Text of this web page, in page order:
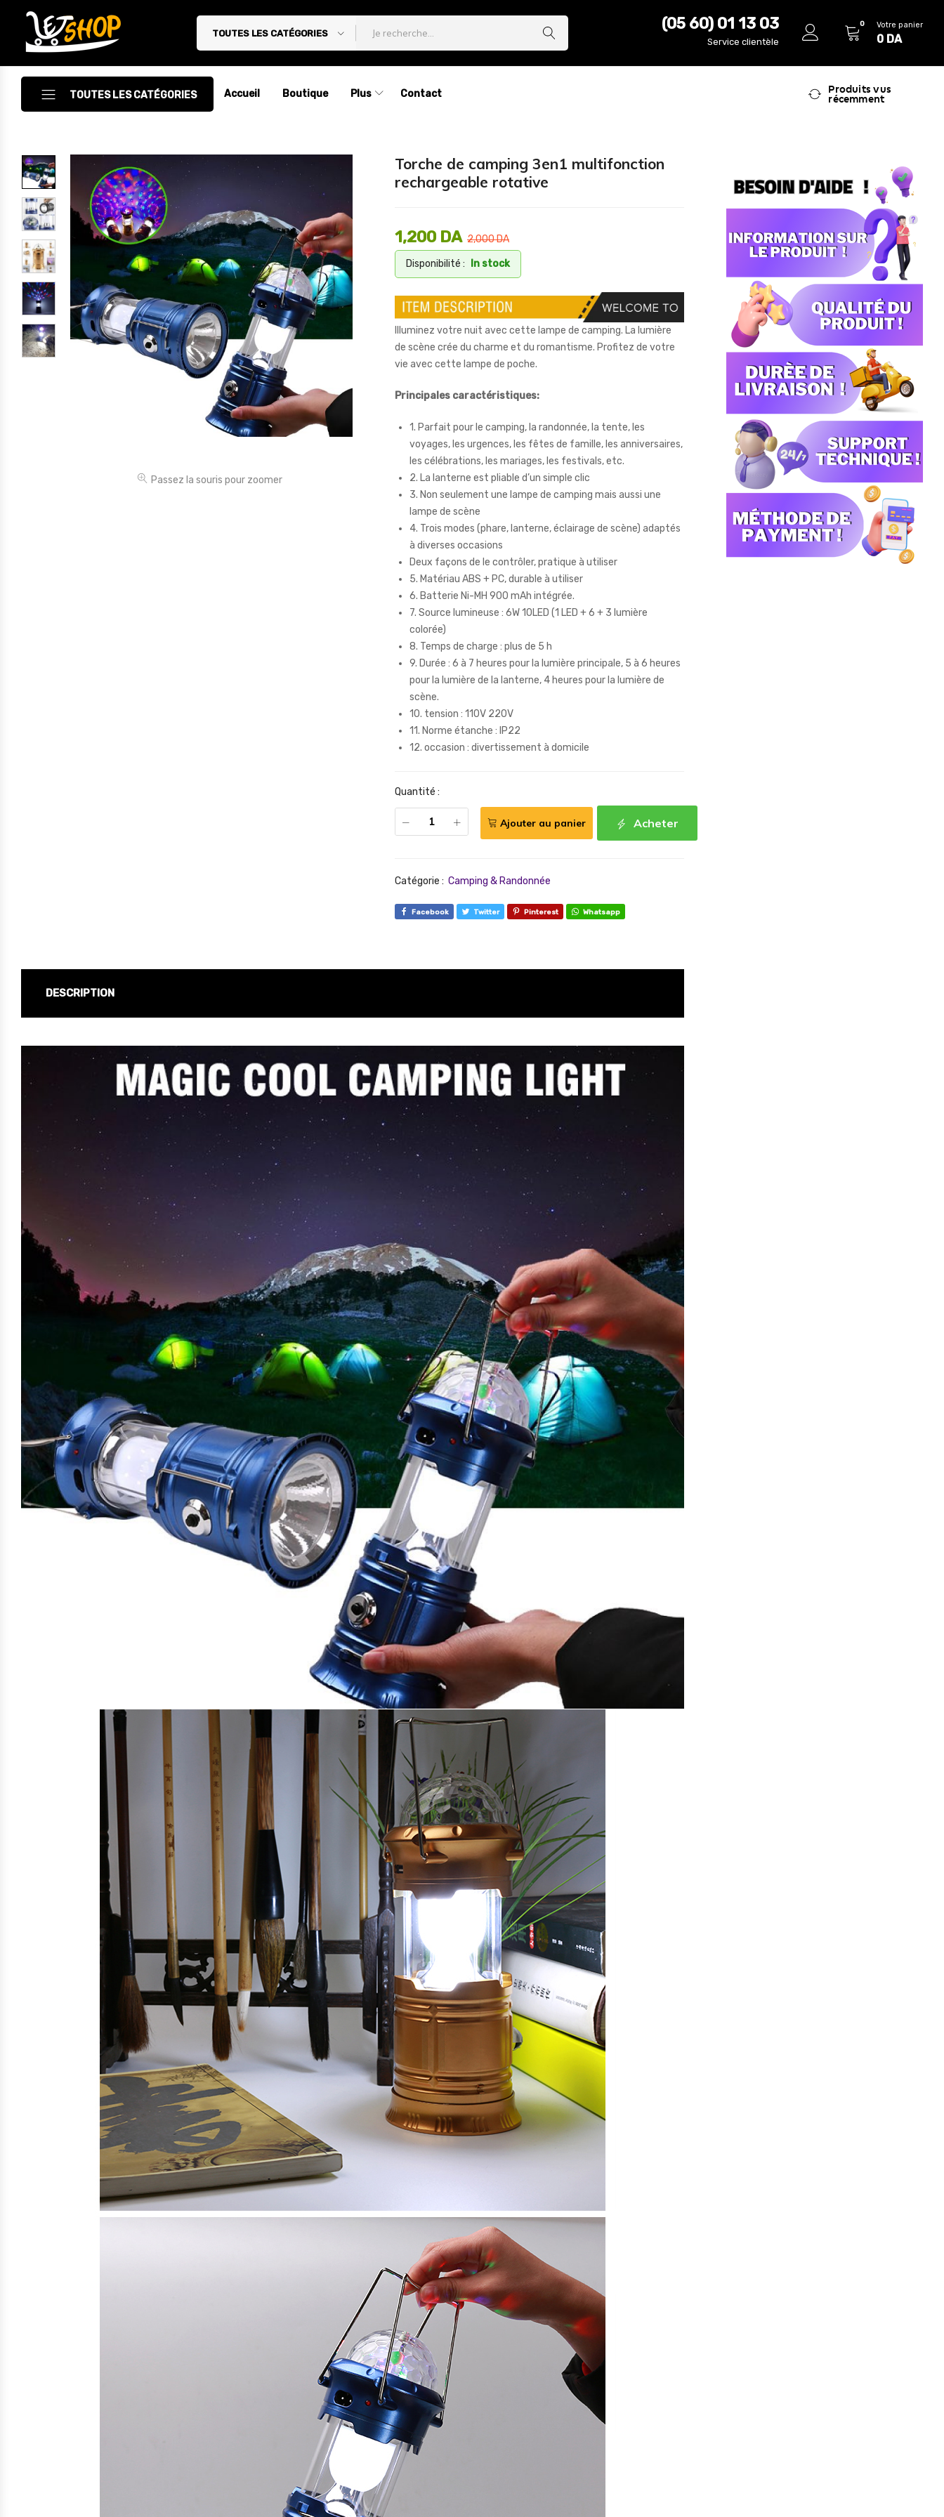
Letshop.dz
TOUTES LES CATÉGORIES
(05 60) 01 13 03
Service clientèle
0 Votre panier
0 DA
TOUTES LES CATÉGORIES
Accessoires
Accessoires Auto/Moto
Accessoires PC
Camping & Randonnée
Cuisine
Décoration
Electroménager
Électronique
Jouets
Accueil Boutique Plus Contact
Produits vus
récemment
Passez la souris pour zoomer
Torche de camping 3en1 multifonction
rechargeable rotative
2,000DA
1,200 DA
Disponibilité : In stock
Illuminez votre nuit avec cette lampe de camping. La lumière
de scène crée du charme et du romantisme. Profitez de votre
vie avec cette lampe de poche.
Principales caractéristiques:
1. Parfait pour le camping, la randonnée, la tente, les
voyages, les urgences, les fêtes de famille, les anniversaires,
les célébrations, les mariages, les festivals, etc.
2. La lanterne est pliable d’un simple clic
3. Non seulement une lampe de camping mais aussi une
lampe de scène
4. Trois modes (phare, lanterne, éclairage de scène) adaptés
à diverses occasions
Deux façons de le contrôler, pratique à utiliser
5. Matériau ABS + PC, durable à utiliser
6. Batterie Ni-MH 900 mAh intégrée.
7. Source lumineuse : 6W 10LED (1 LED + 6 + 3 lumière
colorée)
8. Temps de charge : plus de 5 h
9. Durée : 6 à 7 heures pour la lumière principale, 5 à 6 heures
pour la lumière de la lanterne, 4 heures pour la lumière de
scène.
10. tension : 110V 220V
11. Norme étanche : IP22
12. occasion : divertissement à domicile
Quantité :
Acheter
Ajouter au panier
Catégorie : Camping & Randonnée
Facebook Twitter Pinterest Whatsapp
DESCRIPTION